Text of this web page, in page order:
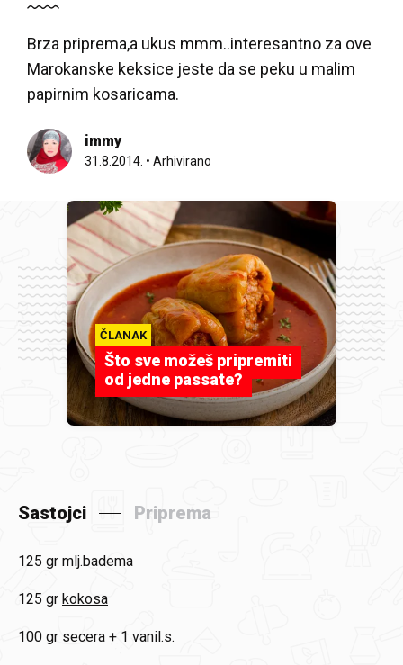
Brza priprema,a ukus mmm..interesantno za ove
Marokanske keksice jeste da se peku u malim
papirnim kosaricama.
immy
31.8.2014. • Arhivirano
ČLANAK
Što sve možeš pripremiti
od jedne passate?
Sastojci Priprema
125 gr mlj.badema
125 gr kokosa
100 gr secera + 1 vanil.s.